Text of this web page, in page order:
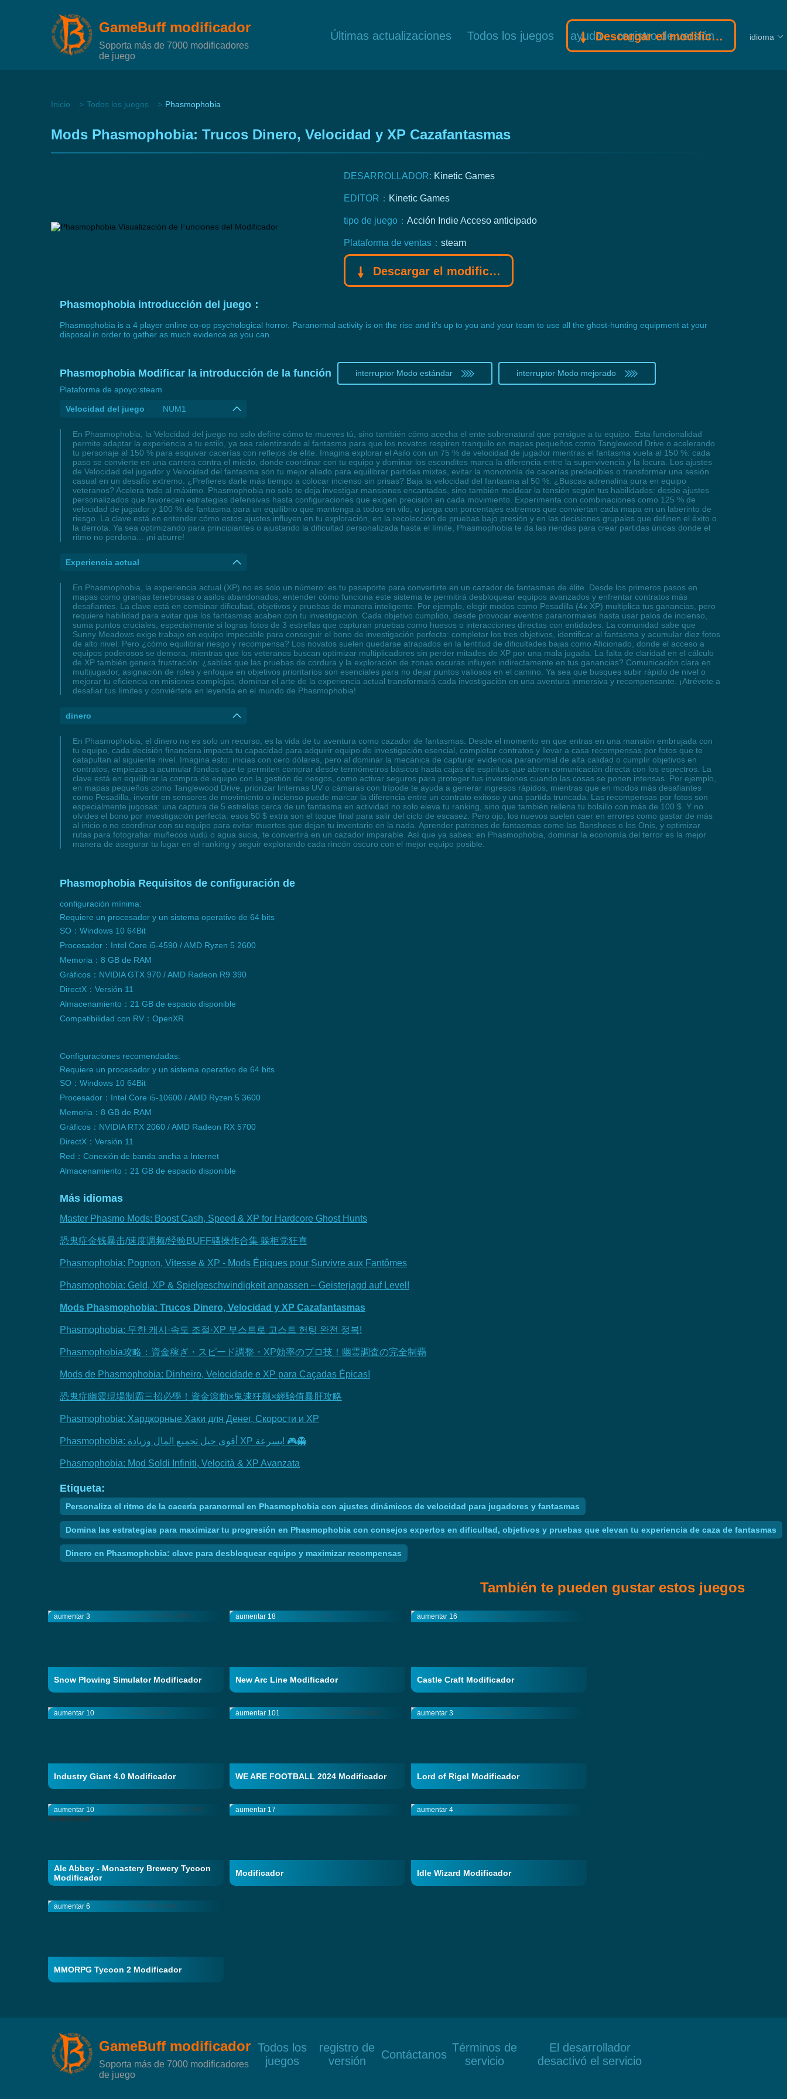
GameBuff modificador
Soporta más de 7000 modificadores
de juego
Últimas actualizaciones Todos los juegos ayuda registro de versión
Descargar el modificador Gamebuff idioma
Inicio Todos los juegos Phasmophobia
Mods Phasmophobia: Trucos Dinero, Velocidad y XP Cazafantasmas
DESARROLLADOR: Kinetic Games
EDITOR： Kinetic Games
tipo de juego： Acción IndieAcceso anticipado
Plataforma de ventas： steam
Descargar el modificador Gamebuff
Phasmophobia introducción del juego：
Phasmophobia is a 4 player online co-op psychological horror. Paranormal activity is on the rise and it’s up to you and your team to use all the ghost-hunting equipment at your
disposal in order to gather as much evidence as you can.
Phasmophobia Modificar la introducción de la función interruptor Modo estándar
interruptor Modo mejorado
Plataforma de apoyo:steam
Velocidad del juego NUM1
En Phasmophobia, la Velocidad del juego no solo define cómo te mueves tú, sino también cómo acecha el ente sobrenatural que persigue a tu equipo. Esta funcionalidad
permite adaptar la experiencia a tu estilo, ya sea ralentizando al fantasma para que los novatos respiren tranquilo en mapas pequeños como Tanglewood Drive o acelerando
tu personaje al 150 % para esquivar cacerías con reflejos de élite. Imagina explorar el Asilo con un 75 % de velocidad de jugador mientras el fantasma vuela al 150 %: cada
paso se convierte en una carrera contra el miedo, donde coordinar con tu equipo y dominar los escondites marca la diferencia entre la supervivencia y la locura. Los ajustes
de Velocidad del jugador y Velocidad del fantasma son tu mejor aliado para equilibrar partidas mixtas, evitar la monotonía de cacerías predecibles o transformar una sesión
casual en un desafío extremo. ¿Prefieres darle más tiempo a colocar incienso sin prisas? Baja la velocidad del fantasma al 50 %. ¿Buscas adrenalina pura en equipo
veteranos? Acelera todo al máximo. Phasmophobia no solo te deja investigar mansiones encantadas, sino también moldear la tensión según tus habilidades: desde ajustes
personalizados que favorecen estrategias defensivas hasta configuraciones que exigen precisión en cada movimiento. Experimenta con combinaciones como 125 % de
velocidad de jugador y 100 % de fantasma para un equilibrio que mantenga a todos en vilo, o juega con porcentajes extremos que conviertan cada mapa en un laberinto de
riesgo. La clave está en entender cómo estos ajustes influyen en tu exploración, en la recolección de pruebas bajo presión y en las decisiones grupales que definen el éxito o
la derrota. Ya sea optimizando para principiantes o ajustando la dificultad personalizada hasta el límite, Phasmophobia te da las riendas para crear partidas únicas donde el
ritmo no perdona... ¡ni aburre!
Experiencia actual
En Phasmophobia, la experiencia actual (XP) no es solo un número: es tu pasaporte para convertirte en un cazador de fantasmas de élite. Desde los primeros pasos en
mapas como granjas tenebrosas o asilos abandonados, entender cómo funciona este sistema te permitirá desbloquear equipos avanzados y enfrentar contratos más
desafiantes. La clave está en combinar dificultad, objetivos y pruebas de manera inteligente. Por ejemplo, elegir modos como Pesadilla (4x XP) multiplica tus ganancias, pero
requiere habilidad para evitar que los fantasmas acaben con tu investigación. Cada objetivo cumplido, desde provocar eventos paranormales hasta usar palos de incienso,
suma puntos cruciales, especialmente si logras fotos de 3 estrellas que capturan pruebas como huesos o interacciones directas con entidades. La comunidad sabe que
Sunny Meadows exige trabajo en equipo impecable para conseguir el bono de investigación perfecta: completar los tres objetivos, identificar al fantasma y acumular diez fotos
de alto nivel. Pero ¿cómo equilibrar riesgo y recompensa? Los novatos suelen quedarse atrapados en la lentitud de dificultades bajas como Aficionado, donde el acceso a
equipos poderosos se demora, mientras que los veteranos buscan optimizar multiplicadores sin perder mitades de XP por una mala jugada. La falta de claridad en el cálculo
de XP también genera frustración: ¿sabías que las pruebas de cordura y la exploración de zonas oscuras influyen indirectamente en tus ganancias? Comunicación clara en
multijugador, asignación de roles y enfoque en objetivos prioritarios son esenciales para no dejar puntos valiosos en el camino. Ya sea que busques subir rápido de nivel o
mejorar tu eficiencia en misiones complejas, dominar el arte de la experiencia actual transformará cada investigación en una aventura inmersiva y recompensante. ¡Atrévete a
desafiar tus límites y conviértete en leyenda en el mundo de Phasmophobia!
dinero
En Phasmophobia, el dinero no es solo un recurso, es la vida de tu aventura como cazador de fantasmas. Desde el momento en que entras en una mansión embrujada con
tu equipo, cada decisión financiera impacta tu capacidad para adquirir equipo de investigación esencial, completar contratos y llevar a casa recompensas por fotos que te
catapultan al siguiente nivel. Imagina esto: inicias con cero dólares, pero al dominar la mecánica de capturar evidencia paranormal de alta calidad o cumplir objetivos en
contratos, empiezas a acumular fondos que te permiten comprar desde termómetros básicos hasta cajas de espíritus que abren comunicación directa con los espectros. La
clave está en equilibrar la compra de equipo con la gestión de riesgos, como activar seguros para proteger tus inversiones cuando las cosas se ponen intensas. Por ejemplo,
en mapas pequeños como Tanglewood Drive, priorizar linternas UV o cámaras con trípode te ayuda a generar ingresos rápidos, mientras que en modos más desafiantes
como Pesadilla, invertir en sensores de movimiento o incienso puede marcar la diferencia entre un contrato exitoso y una partida truncada. Las recompensas por fotos son
especialmente jugosas: una captura de 5 estrellas cerca de un fantasma en actividad no solo eleva tu ranking, sino que también rellena tu bolsillo con más de 100 $. Y no
olvides el bono por investigación perfecta: esos 50 $ extra son el toque final para salir del ciclo de escasez. Pero ojo, los nuevos suelen caer en errores como gastar de más
al inicio o no coordinar con su equipo para evitar muertes que dejan tu inventario en la nada. Aprender patrones de fantasmas como las Banshees o los Onis, y optimizar
rutas para fotografiar muñecos vudú o agua sucia, te convertirá en un cazador imparable. Así que ya sabes: en Phasmophobia, dominar la economía del terror es la mejor
manera de asegurar tu lugar en el ranking y seguir explorando cada rincón oscuro con el mejor equipo posible.
Phasmophobia Requisitos de configuración de
configuración mínima:
Requiere un procesador y un sistema operativo de 64 bits
SO：Windows 10 64Bit
Procesador：Intel Core i5-4590 / AMD Ryzen 5 2600
Memoria：8 GB de RAM
Gráficos：NVIDIA GTX 970 / AMD Radeon R9 390
DirectX：Versión 11
Almacenamiento：21 GB de espacio disponible
Compatibilidad con RV：OpenXR
Configuraciones recomendadas:
Requiere un procesador y un sistema operativo de 64 bits
SO：Windows 10 64Bit
Procesador：Intel Core i5-10600 / AMD Ryzen 5 3600
Memoria：8 GB de RAM
Gráficos：NVIDIA RTX 2060 / AMD Radeon RX 5700
DirectX：Versión 11
Red：Conexión de banda ancha a Internet
Almacenamiento：21 GB de espacio disponible
Más idiomas
Master Phasmo Mods: Boost Cash, Speed & XP for Hardcore Ghost Hunts
恐鬼症金钱暴击/速度调频/经验BUFF骚操作合集 躲柜党狂喜
Phasmophobia: Pognon, Vitesse & XP - Mods Épiques pour Survivre aux Fantômes
Phasmophobia: Geld, XP & Spielgeschwindigkeit anpassen – Geisterjagd auf Level!
Mods Phasmophobia: Trucos Dinero, Velocidad y XP Cazafantasmas
Phasmophobia: 무한 캐시·속도 조절·XP 부스트로 고스트 헌팅 완전 정복!
Phasmophobia攻略：資金稼ぎ・スピード調整・XP効率のプロ技！幽霊調査の完全制覇
Mods de Phasmophobia: Dinheiro, Velocidade e XP para Caçadas Épicas!
恐鬼症幽靈現場制霸三招必學！資金滾動×鬼速狂飆×經驗值暴肝攻略
Phasmophobia: Хардкорные Хаки для Денег, Скорости и XP
Phasmophobia: أقوى حيل تجميع المال وزيادة XP بسرعة! 🎮👻
Phasmophobia: Mod Soldi Infiniti, Velocità & XP Avanzata
Etiqueta:
Personaliza el ritmo de la cacería paranormal en Phasmophobia con ajustes dinámicos de velocidad para jugadores y fantasmas
Domina las estrategias para maximizar tu progresión en Phasmophobia con consejos expertos en dificultad, objetivos y pruebas que elevan tu experiencia de caza de fantasmas
Dinero en Phasmophobia: clave para desbloquear equipo y maximizar recompensas
También te pueden gustar estos juegos
aumentar 3
Snow Plowing Simulator Modificador
aumentar 18
New Arc Line Modificador
aumentar 16
Castle Craft Modificador
aumentar 10
Industry Giant 4.0 Modificador
aumentar 101
WE ARE FOOTBALL 2024 Modificador
aumentar 3
Lord of Rigel Modificador
aumentar 10
Ale Abbey - Monastery Brewery Tycoon
Modificador
aumentar 17
Modificador
aumentar 4
Idle Wizard Modificador
aumentar 6
MMORPG Tycoon 2 Modificador
GameBuff modificador
Soporta más de 7000 modificadores
de juego
Todos los
juegos
registro de
versión
Contáctanos
Términos de
servicio
El desarrollador
desactivó el servicio